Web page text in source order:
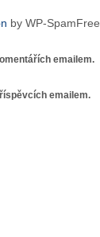
by WP-SpamFree
emailem.
emailem.